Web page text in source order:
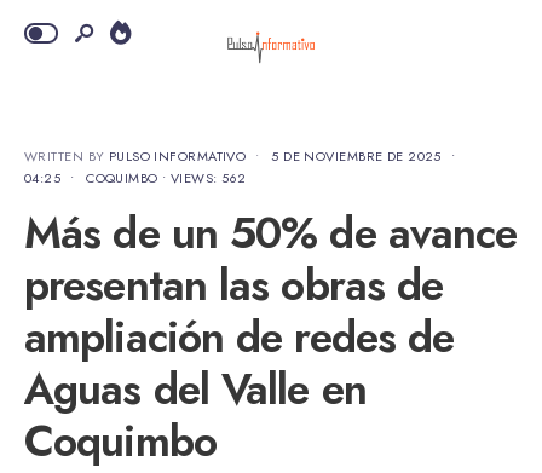
WRITTEN BY PULSO INFORMATIVO • 5 DE NOVIEMBRE DE 2025
•
04:25 • COQUIMBO • VIEWS: 562
Más de un 50% de avance
presentan las obras de
ampliación de redes de
Aguas del Valle en
Coquimbo